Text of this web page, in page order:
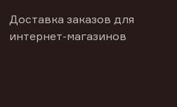
Доставка заказов для
интернет-магазинов